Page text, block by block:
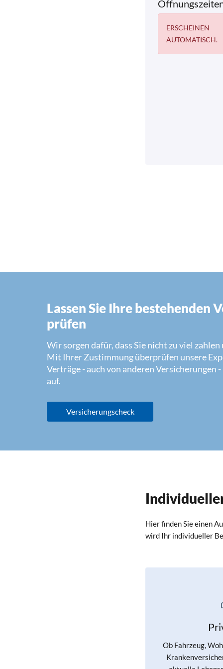
ERSCHEINEN
AUTOMATISCH.
Lassen Sie Ihre bestehenden
prüfen
Wir sorgen dafür, dass Sie nicht zu viel
Mit Ihrer Zustimmung überprüfen unsere
Verträge - auch von anderen Versicherungen
auf.
Versicherungscheck
Hier finden Sie einen
wird Ihr individueller
Ob Fahrzeug,